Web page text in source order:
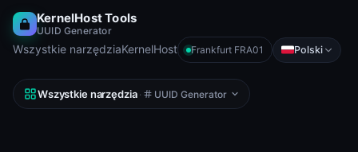
KernelHost Tools
UUID Generator
Wszystkie narzędziaKernelHost Frankfurt FRA01 Polski
Wszystkie narzędzia · UUID Generator